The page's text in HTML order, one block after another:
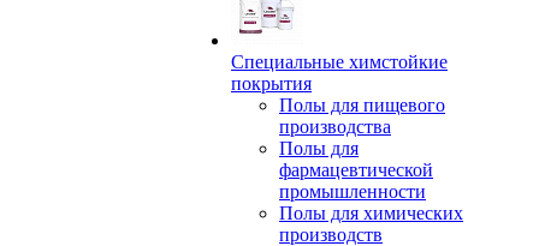
Специальные химстойкие
покрытия
Полы для пищевого
производства
Полы для
фармацевтической
промышленности
Полы для химических
производств